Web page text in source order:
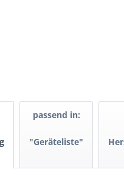
passend in:
"Geräteliste"